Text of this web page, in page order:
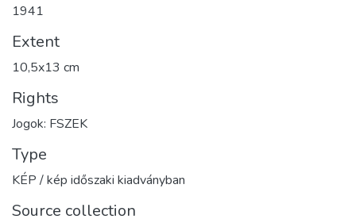
1941
Extent
10,5x13 cm
Rights
Jogok: FSZEK
Type
KÉP / kép időszaki kiadványban
Source collection